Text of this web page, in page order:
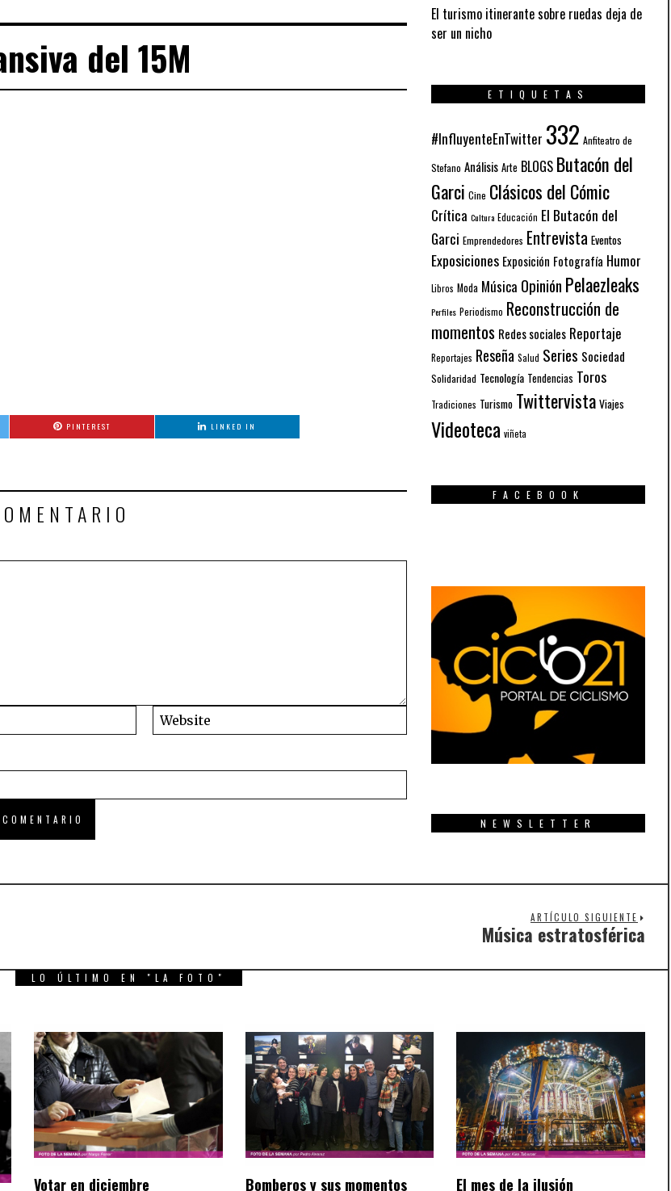
del 15M
PINTEREST LINKED IN
El turismo itinerante sobre ruedas deja de
ser un nicho
ETIQUETAS
#InfluyenteEnTwitter 332 Anfiteatro de
Stefano Análisis Arte BLOGS Butacón del
Garci Cine Clásicos del Cómic
Crítica Cultura Educación El Butacón del
Garci Emprendedores Entrevista Eventos
Exposiciones Exposición Fotografía Humor
Libros Moda Música Opinión Pelaezleaks
Perfiles Periodismo Reconstrucción de
momentos Redes sociales Reportaje
Reportajes Reseña Salud Series Sociedad
Solidaridad Tecnología Tendencias Toros
Tradiciones Turismo Twittervista Viajes
Videoteca viñeta
FACEBOOK
NEWSLETTER
ARTÍCULO SIGUIENTE
Música estratosférica
LO ÚLTIMO EN "LA FOTO"
Votar en diciembre Bomberos y sus momentos El mes de la ilusión